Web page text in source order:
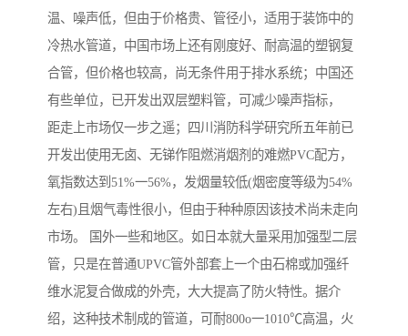
温、噪声低，但由于价格贵、管径小，适用于装饰中的
冷热水管道，中国市场上还有刚度好、耐高温的塑钢复
合管，但价格也较高，尚无条件用于排水系统；中国还
有些单位，已开发出双层塑料管，可减少噪声指标，
距走上市场仅一步之遥；四川消防科学研究所五年前已
开发出使用无卤、无锑作阻燃消烟剂的难燃PVC配方，
氧指数达到51%一56%，发烟量较低(烟密度等级为54%
左右)且烟气毒性很小，但由于种种原因该技术尚未走向
市场。 国外一些和地区。如日本就大量采用加强型二层
管，只是在普通UPVC管外部套上一个由石棉或加强纤
维水泥复合做成的外壳，大大提高了防火特性。据介
绍，这种技术制成的管道，可耐800o一1010℃高温，火